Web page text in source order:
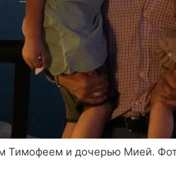
Тимофеем и дочерью Мией.